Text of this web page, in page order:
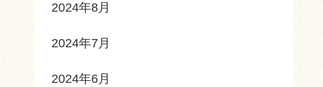
2024年8月
2024年7月
2024年6月